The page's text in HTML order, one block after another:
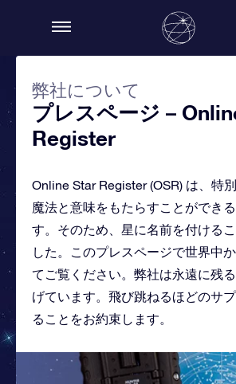
弊社について
プレスページ –
Register
Online Star Register (OSR) は、特
魔法と意味をもたらすことができ
す。そのため、星に名前を付ける
した。このプレスページで世界中
てご覧ください。弊社は永遠に残
げています。飛び跳ねるほどのサ
ることをお約束します。